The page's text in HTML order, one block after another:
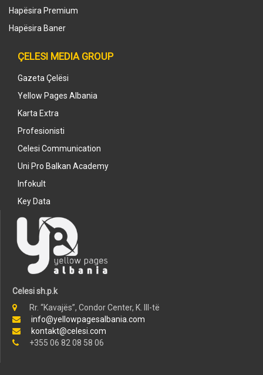
Hapësira Premium
Hapësira Baner
ÇELESI MEDIA GROUP
Gazeta Çelësi
Yellow Pages Albania
Karta Extra
Profesionisti
Celesi Communication
Uni Pro Balkan Academy
Infokult
Key Data
Celesi sh.p.k
Rr. “Kavajës”, Condor Center, K. III-të
info@yellowpagesalbania.com
kontakt@celesi.com
+355 06 82 08 58 06